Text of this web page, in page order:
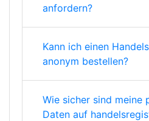
anfordern?
Kann ich einen
anonym bestellen?
Wie sicher sind meine
Daten auf